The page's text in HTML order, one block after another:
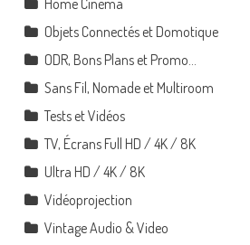
Objets Connectés et Domotique
ODR, Bons Plans et Promo…
Sans Fil, Nomade et Multiroom
Tests et Vidéos
TV, Écrans Full HD / 4K / 8K
Ultra HD / 4K / 8K
Vidéoprojection
Vintage Audio & Video